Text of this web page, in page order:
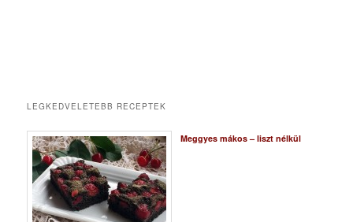
LEGKEDVELETEBB RECEPTEK
Meggyes mákos – liszt nélkül